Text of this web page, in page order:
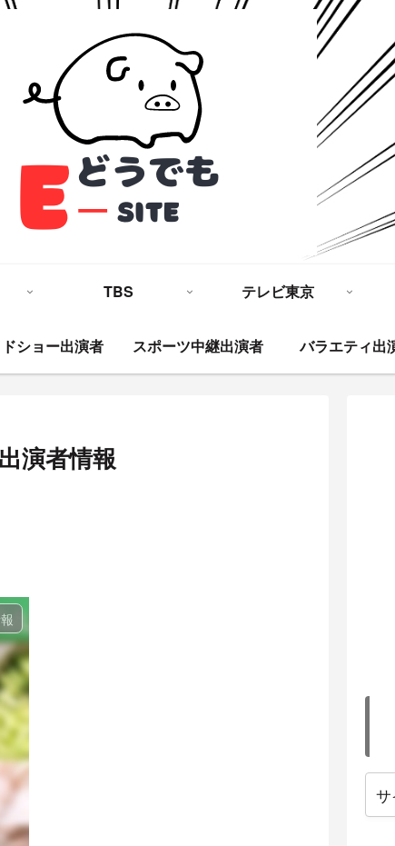
TBS テレビ東京
ショー出演者 スポーツ中継出演者 バラエティ出
演者情報